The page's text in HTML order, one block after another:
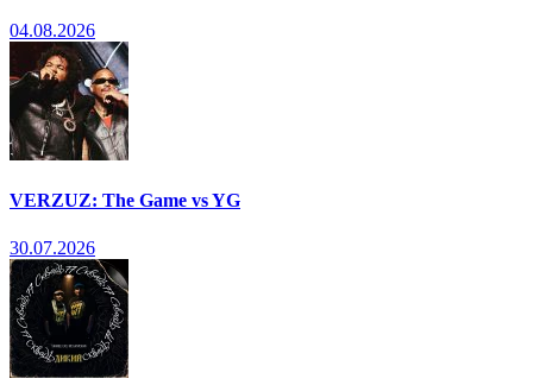
04.08.2026
VERZUZ: The Game vs YG
30.07.2026